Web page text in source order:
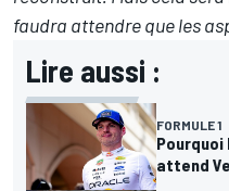
faudra attendre que les
Lire aussi :
FORMULE 1
attend